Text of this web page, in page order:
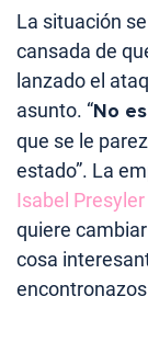
La situación
cansada de
lanzado el
asunto. “No
que se le
estado”. La
Isabel Presyler
quiere
cosa